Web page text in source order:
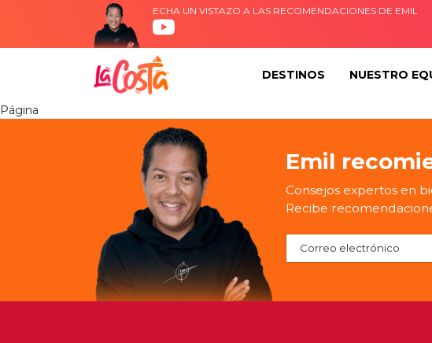
ECHA UN VISTAZO A LAS RECOMENDACIONES DE EMIL
DESTINOS NUESTRO
Página
Emil
Consejos expertos en
Recibe